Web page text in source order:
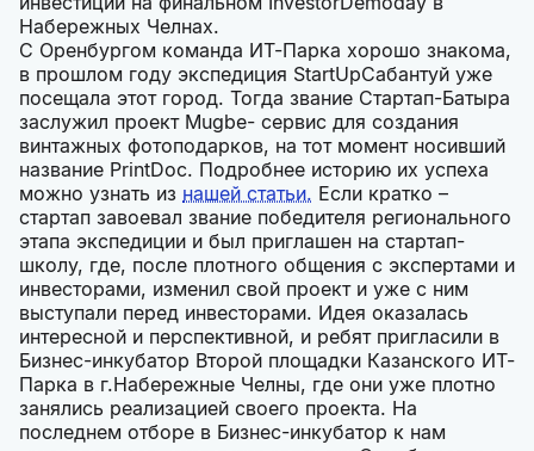
Набережных Челнах.
С Оренбургом команда ИТ-Парка хорошо знакома,
в прошлом году экспедиция StartUpСабантуй уже
посещала этот город. Тогда звание Стартап-Батыра
заслужил проект Mugbe- сервис для создания
винтажных фотоподарков, на тот момент носивший
название PrintDoc. Подробнее историю их успеха
можно узнать из нашей статьи. Если кратко –
стартап завоевал звание победителя регионального
этапа экспедиции и был приглашен на стартап-
школу, где, после плотного общения с экспертами и
инвесторами, изменил свой проект и уже с ним
выступали перед инвесторами. Идея оказалась
интересной и перспективной, и ребят пригласили в
Бизнес-инкубатор Второй площадки Казанского ИТ-
Парка в г.Набережные Челны, где они уже плотно
занялись реализацией своего проекта. На
последнем отборе в Бизнес-инкубатор к нам